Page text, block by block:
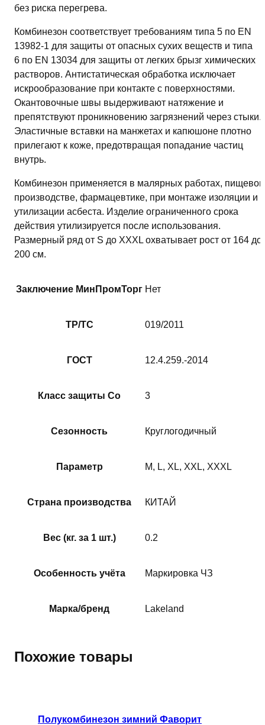
без риска перегрева.
Комбинезон соответствует требованиям типа 5 по EN
13982-1 для защиты от опасных сухих веществ и типа
6 по EN 13034 для защиты от легких брызг химических
растворов. Антистатическая обработка исключает
искрообразование при контакте с поверхностями.
Окантовочные швы выдерживают натяжение и
препятствуют проникновению загрязнений через стыки.
Эластичные вставки на манжетах и капюшоне плотно
прилегают к коже, предотвращая попадание частиц
внутрь.
Комбинезон применяется в малярных работах, пищевом
производстве, фармацевтике, при монтаже изоляции и
утилизации асбеста. Изделие ограниченного срока
действия утилизируется после использования.
Размерный ряд от S до XXXL охватывает рост от 164 до
200 см.
Заключение МинПромТорг Нет
ТР/ТС 019/2011
ГОСТ 12.4.259.-2014
Класс защиты Со 3
Сезонность Круглогодичный
Параметр M, L, XL, XXL, XXXL
Страна производства КИТАЙ
Вес (кг. за 1 шт.) 0.2
Особенность учёта Маркировка ЧЗ
Марка/бренд Lakeland
Похожие товары
Полукомбинезон зимний Фаворит
имеет